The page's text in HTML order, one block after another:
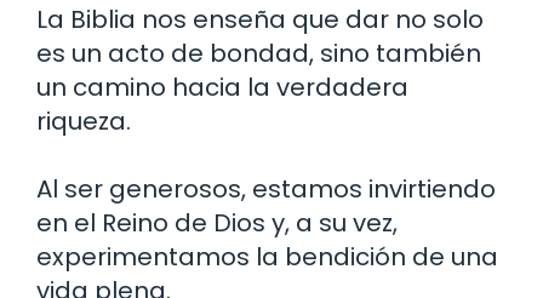
La Biblia nos enseña que dar no solo
es un acto de bondad, sino también
un camino hacia la verdadera
riqueza.
Al ser generosos, estamos invirtiendo
en el Reino de Dios y, a su vez,
experimentamos la bendición de una
vida plena.